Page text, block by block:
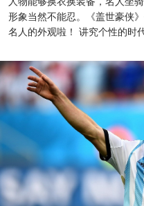
形象当然不能忍。《盖世豪侠
名人的外观啦！ 讲究个性的时